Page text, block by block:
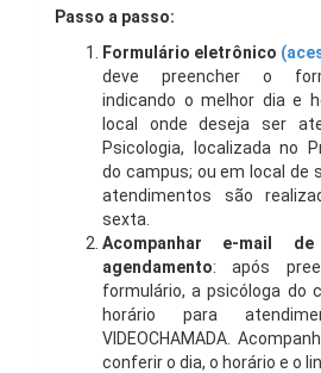
Passo a passo:
Formulário eletrônico
deve preencher o
indicando o melhor dia e
local onde deseja ser
Psicologia, localizada no
do campus; ou em local de
atendimentos são
sexta.
Acompanhar e-mail
agendamento: após
formulário, a psicóloga do
horário para
VIDEOCHAMADA.
conferir o dia, o horário e o